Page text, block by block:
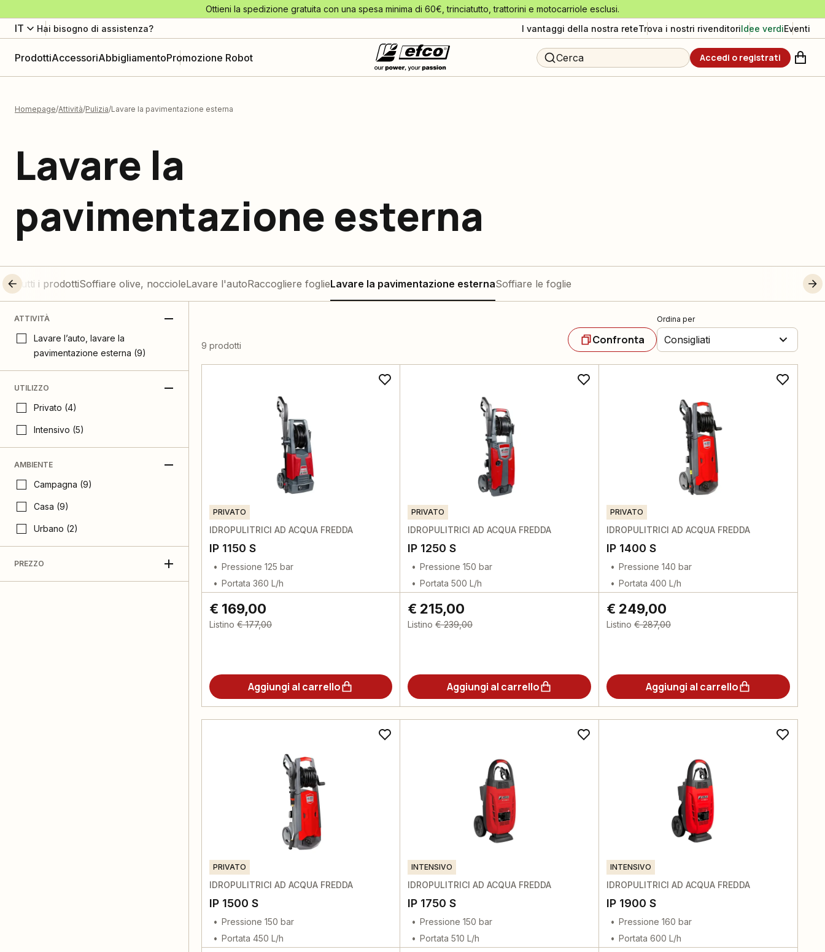
Ottieni la spedizione gratuita con una spesa minima di 60€, trinciatutto, trattorini e motocarriole esclusi.
IT Hai bisogno di assistenza? I vantaggi della nostra reteTrova i nostri rivenditoriIdee verdiEventi
ProdottiAccessoriAbbigliamentoPromozione Robot Cerca Accedi o registrati
Homepage Attività Pulizia Lavare la pavimentazione esterna
Lavare la
pavimentazione esterna
Tutti i prodottiSoffiare olive, noccioleLavare l'autoRaccogliere foglieLavare la pavimentazione esternaSoffiare le foglie
ATTIVITÀ
Lavare l’auto, lavare la
pavimentazione esterna (9)
UTILIZZO
Privato (4)
Intensivo (5)
AMBIENTE
Campagna (9)
Casa (9)
Urbano (2)
PREZZO
9 prodotti Confronta
Ordina per
Consigliati
PRIVATO
IDROPULITRICI AD ACQUA FREDDA
IP 1150 S
Pressione 125 bar
Portata 360 L/h
€ 169,00
Listino € 177,00
Aggiungi al carrello
PRIVATO
IDROPULITRICI AD ACQUA FREDDA
IP 1250 S
Pressione 150 bar
Portata 500 L/h
€ 215,00
Listino € 239,00
Aggiungi al carrello
PRIVATO
IDROPULITRICI AD ACQUA FREDDA
IP 1400 S
Pressione 140 bar
Portata 400 L/h
€ 249,00
Listino € 287,00
Aggiungi al carrello
PRIVATO
IDROPULITRICI AD ACQUA FREDDA
IP 1500 S
Pressione 150 bar
Portata 450 L/h
INTENSIVO
IDROPULITRICI AD ACQUA FREDDA
IP 1750 S
Pressione 150 bar
Portata 510 L/h
INTENSIVO
IDROPULITRICI AD ACQUA FREDDA
IP 1900 S
Pressione 160 bar
Portata 600 L/h